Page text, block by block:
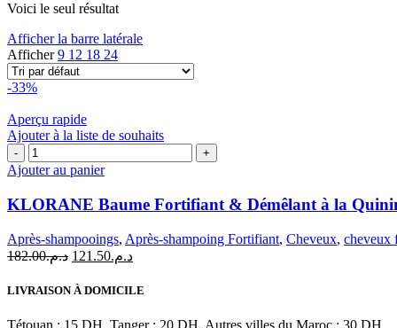
Voici le seul résultat
Afficher la barre latérale
Afficher9 12 18 24
-33%
Aperçu rapide
Ajouter à la liste de souhaits
quantité
de
KLORANE
Baume
Fortifiant
&
Démêlant
à
Quinine
Ajouter au panier
KLORANE Baume Fortifiant & Démêlant à la
Après-shampooings, Après-shampoing Fortifiant, Cheveux, cheveux
د.م.182.00
Le
initial
د.م.121.50
Le
actuel
د.م.121.50.
LIVRAISON À DOMICILE
Tétouan : 15 DH ,Tanger : 20 DH, Autres villes du Maroc : 30 DH